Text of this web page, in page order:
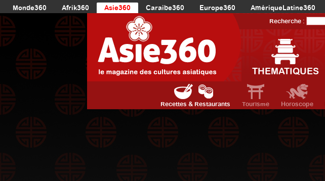
Monde360 Afrik360 Asie360 Caraibe360 Europe360 AmériqueLatine360
Recherche :
THEMATIQUES
Recettes & Restaurants Tourisme Horoscope